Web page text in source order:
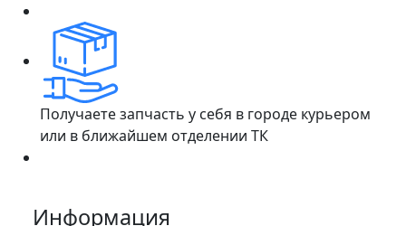
Получаете запчасть у себя в городе курьером
или в ближайшем отделении ТК
Информация